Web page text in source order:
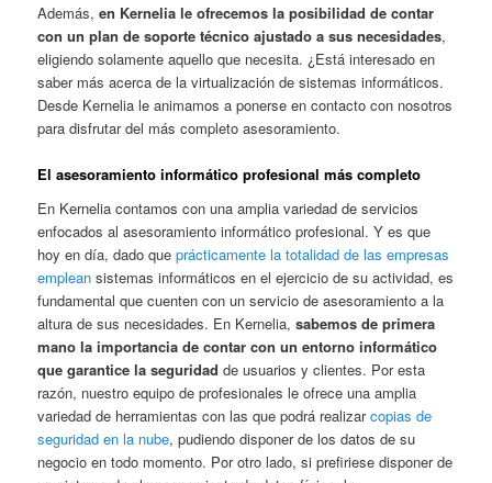
Además,en Kernelia le ofrecemos la posibilidad de contar
con un plan de soporte técnico ajustado a sus necesidades,
eligiendo solamente aquello que necesita. ¿Está interesado en
saber más acerca de la virtualización de sistemas informáticos.
Desde Kernelia le animamos a ponerse en contacto con nosotros
para disfrutar del más completo asesoramiento.
El asesoramiento informático profesional más completo
En Kernelia contamos con una amplia variedad de servicios
enfocados al asesoramiento informático profesional. Y es que
hoy en día, dado queprácticamente la totalidad de las empresas
emplean sistemas informáticos en el ejercicio de su actividad, es
fundamental que cuenten con un servicio de asesoramiento a la
altura de sus necesidades. En Kernelia,sabemos de primera
mano la importancia de contar con un entorno informático
que garantice la seguridad de usuarios y clientes. Por esta
razón, nuestro equipo de profesionales le ofrece una amplia
variedad de herramientas con las que podrá realizarcopias de
seguridad en la nube, pudiendo disponer de los datos de su
negocio en todo momento. Por otro lado, si prefiriese disponer de